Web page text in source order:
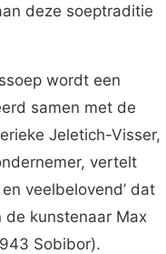
deze soeptraditie
wordt een
samen met de
Jeletich-Visser,
vertelt
veelbelovend’ dat
de kunstenaar Max
Sobibor).